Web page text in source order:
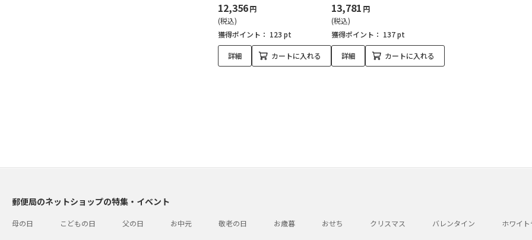
12,356円
(税込)
獲得ポイント： 123 pt
詳細 カートに入れる
13,781 円
(税込)
獲得ポイント： 137 pt
詳細 カートに入れる
郵便局のネットショップの特集・イベント
母の日 こどもの日 父の日 お中元 敬老の日 お歳暮 おせち クリスマス バレンタイン ホワイ